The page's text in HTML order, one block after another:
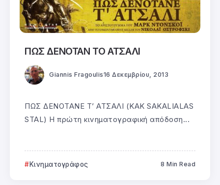
ΠΩΣ ΔΕΝΟΤΑΝ ΤΟ ΑΤΣΑΛΙ
Giannis Fragoulis16 Δεκεμβρίου, 2013
ΠΩΣ ΔΕΝΟΤΑΝΕ Τ’ ΑΤΣΑΛΙ (KAK SAKALIALAS
STAL) Η πρώτη κινηματογραφική απόδοση...
Κινηματογράφος 8 Min Read